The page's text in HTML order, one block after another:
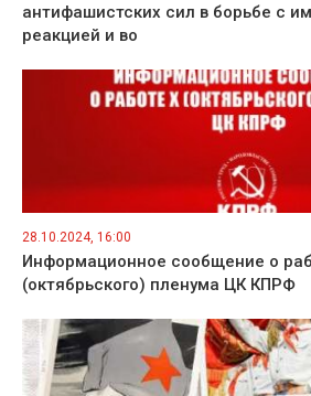
антифашистских сил в борьбе с
реакцией и во
28.10.2024, 16:00
Информационное сообщение о
(октябрьского) пленума ЦК КПРФ